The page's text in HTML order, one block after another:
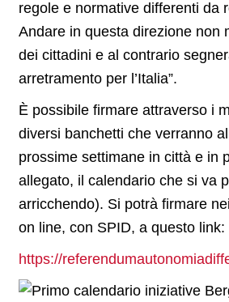
regole e normative differenti da
Andare in questa direzione non
dei cittadini e al contrario
arretramento per l’Italia”.
È possibile firmare attraverso i
diversi banchetti che verranno
prossime settimane in città e in
allegato, il calendario che si va
arricchendo). Si potrà firmare
on line, con SPID, a questo link:
https://